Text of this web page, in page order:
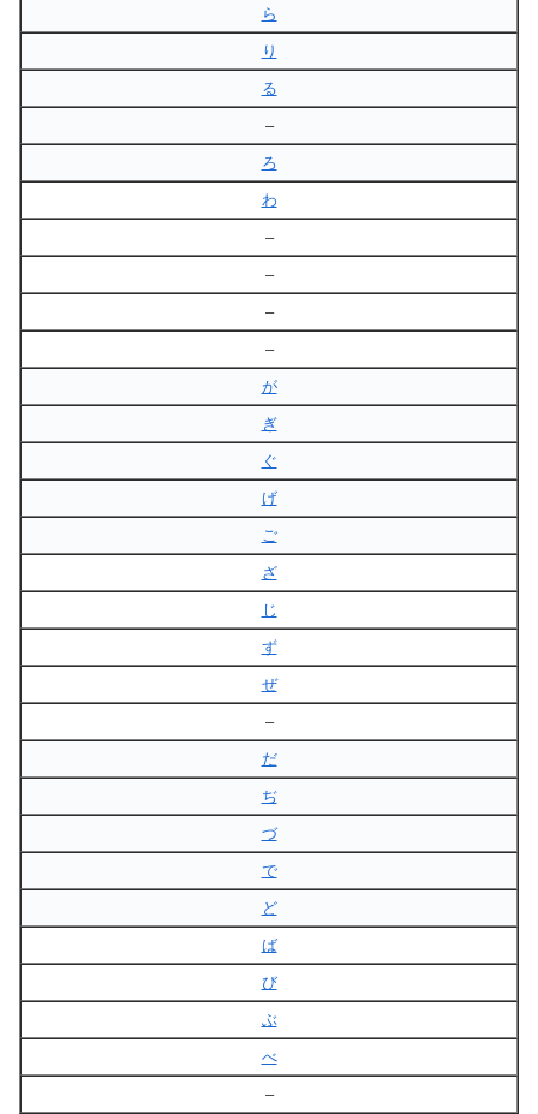
ら
り
る
–
ろ
わ
–
–
–
–
が
ぎ
ぐ
げ
ご
ざ
じ
ず
ぜ
–
だ
ぢ
づ
で
ど
ば
び
ぶ
べ
–